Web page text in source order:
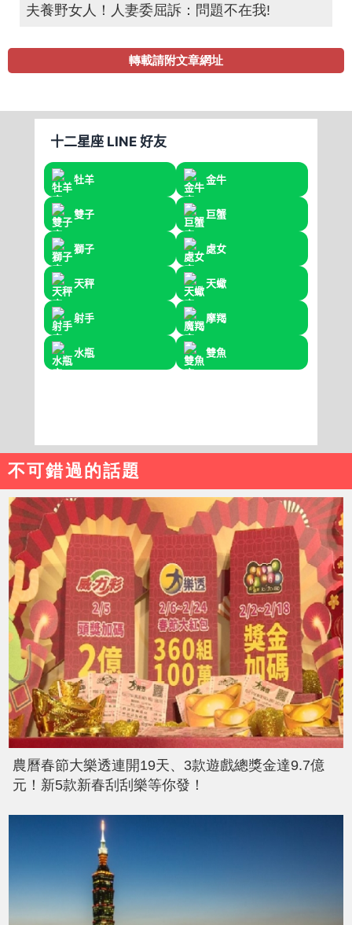
夫養野女人！人妻委屈訴：問題不在我!
轉載請附文章網址
不可錯過的話題
農曆春節大樂透連開19天、3款遊戲總獎金達9.7億
元！新5款新春刮刮樂等你發！